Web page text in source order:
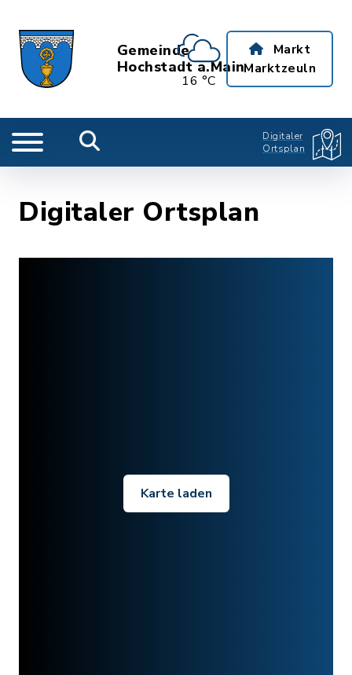
Gemeinde
Hochstadt a.Main
16 °C
Markt
Marktzeuln
Digitaler
Ortsplan
Digitaler Ortsplan
Karte laden